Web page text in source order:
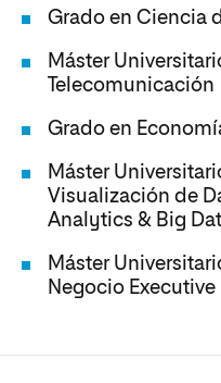
Grado en Ciencia
Máster
Telecomunicación
Grado en
Máster
Visualización de
Analytics & Big
Máster
Negocio Executive